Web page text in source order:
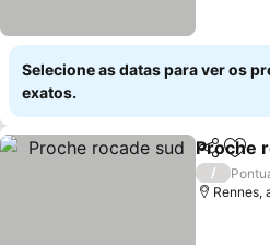
Selecione as datas para ver os
exatos.
Partilhar
Proche
/
Rennes,